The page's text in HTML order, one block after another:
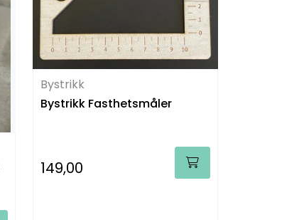
Bystrikk
Bystrikk Fasthetsmåler
149,00